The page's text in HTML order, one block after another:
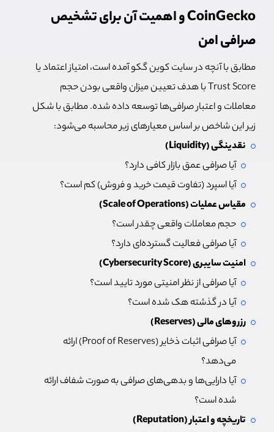
CoinGecko و اهمیت آن برای تشخیص
صرافی امن
مطابق با آنچه در سایت کوین گکو آمده است، امتیاز اعتماد یا
Trust Score با هدف تعیین میزان واقعی بودن حجم
معاملات و اعتبار صرافی‌ها توسعه داده شده. مطابق با شکل
زیر این شاخص بر اساس معیارهای زیر محاسبه می‌شود:
نقدینگی (Liquidity)
آیا صرافی عمق بازار کافی دارد؟
آیا اسپرد (تفاوت قیمت خرید و فروش) کم است؟
مقیاس عملیات (Scale of Operations)
حجم معاملات واقعی چقدر است؟
آیا صرافی فعالیت گسترده‌ای دارد؟
امنیت سایبری (Cybersecurity Score)
آیا صرافی از نظر امنیتی مورد تایید است؟
آیا در گذشته هک شده است؟
رزروهای مالی (Reserves)
آیا صرافی اثبات ذخایر (Proof of Reserves) ارائه
می‌دهد؟
آیا دارایی‌ها و بدهی‌های صرافی به صورت شفاف ارائه
شده است؟
تاریخچه و اعتبار (Reputation)